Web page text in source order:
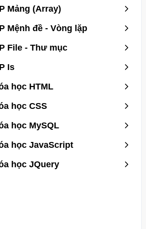
Mảng (Array)
Mệnh đề - Vòng lặp
File - Thư mục
Is
học HTML
học CSS
học MySQL
học JavaScript
học JQuery